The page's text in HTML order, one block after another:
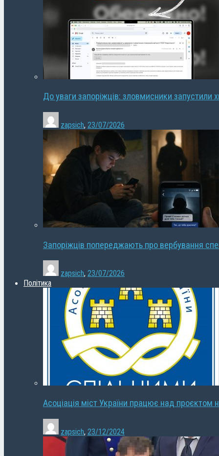
До уваги запоріжців: зловмисники запустили
zapsich, 23/07/2026
Запоріжців попереджають про вербування
zapsich, 23/07/2026
Політика
Асоціація міст України працює над проєктом
zapsich, 23/12/2024